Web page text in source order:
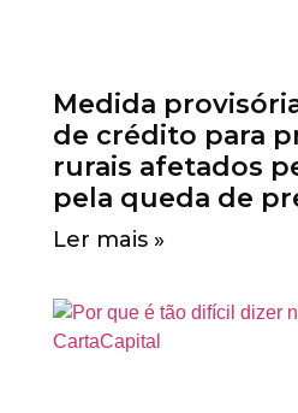
Medida
de crédito para
rurais afetados
pela queda de
Ler mais »